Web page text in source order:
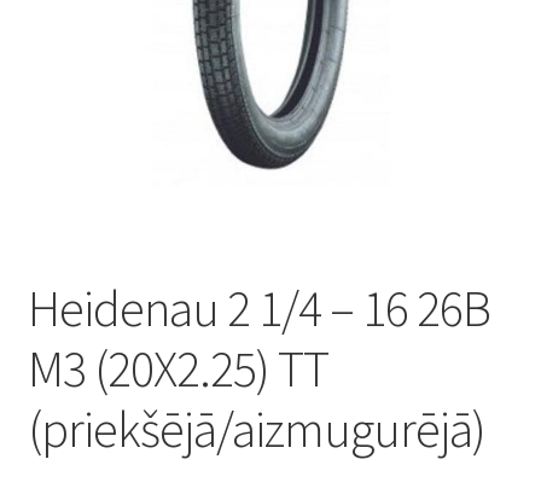
Heidenau 2 1/4 – 16 26B
M3 (20X2.25) TT
(priekšējā/aizmugurējā)